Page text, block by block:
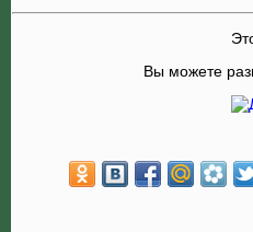
Вы можете